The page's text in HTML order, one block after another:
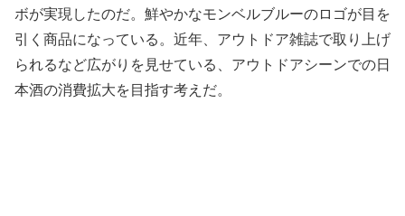
ボが実現したのだ。鮮やかなモンベルブルーのロゴが目を
引く商品になっている。近年、アウトドア雑誌で取り上げ
られるなど広がりを見せている、アウトドアシーンでの日
本酒の消費拡大を目指す考えだ。